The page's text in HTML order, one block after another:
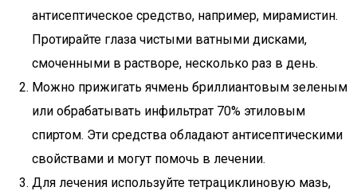
антисептическое средство, например, мирамистин.
Протирайте глаза чистыми ватными дисками,
смоченными в растворе, несколько раз в день.
Можно прижигать ячмень бриллиантовым зеленым
или обрабатывать инфильтрат 70% этиловым
спиртом. Эти средства обладают антисептическими
свойствами и могут помочь в лечении.
Для лечения используйте тетрациклиновую мазь,